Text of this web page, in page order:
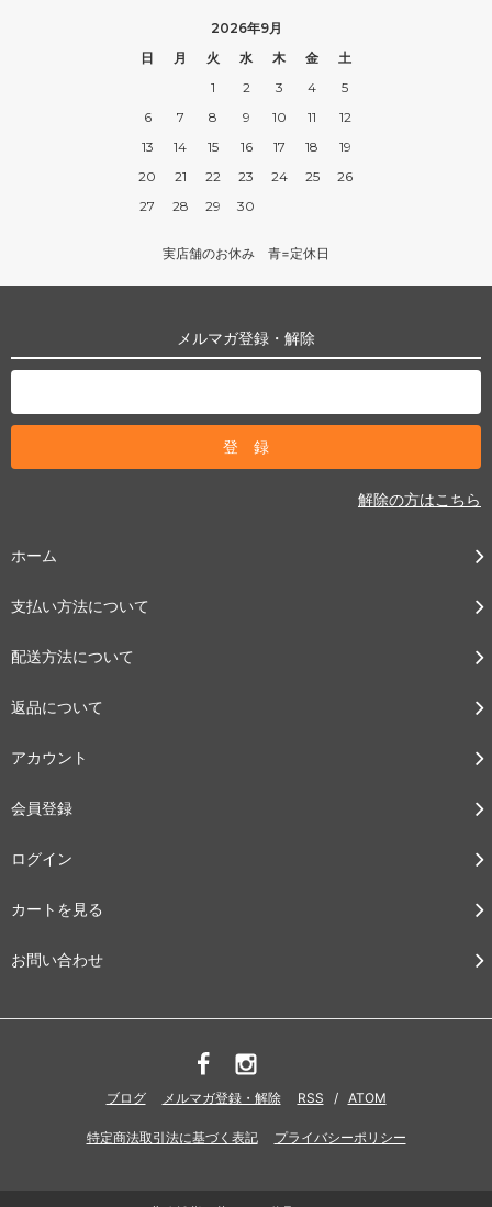
2026年9月
日
月 火 水 木 金
土
1
2 3 4
5
6
7 8 9 10 11
12
13
14 15 16 17 18
19
20
21 22 23 24 25
26
27
28 29 30
実店舗のお休み 青=定休日
メルマガ登録・解除
解除の方はこちら
ホーム
支払い方法について
配送方法について
返品について
アカウント
会員登録
ログイン
カートを見る
お問い合わせ
ブログ メルマガ登録・解除 RSS / ATOM
特定商法取引法に基づく表記 プライバシーポリシー